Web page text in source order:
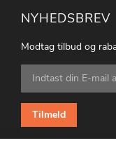
NYHEDSBREV
Modtag tilbud og
Tilmeld
dig
vores
nyhedsbrev:
Tilmeld